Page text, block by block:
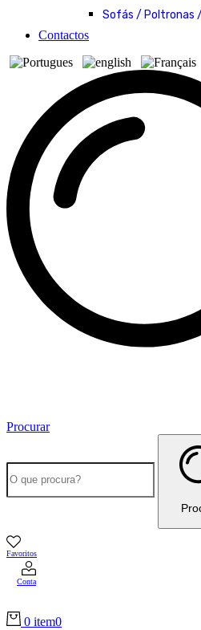
Sofás / Poltronas
Contactos
Procurar
Favoritos
Conta
0 item0